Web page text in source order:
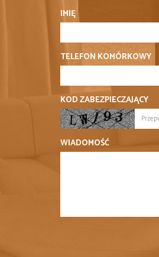
IMIĘ
TELEFON KOMÓRKOWY
KOD ZABEZPIECZAJĄCY
WIADOMOŚĆ